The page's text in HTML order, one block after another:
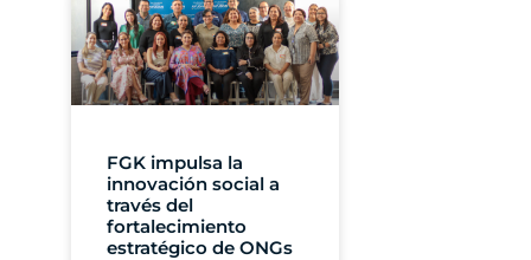
FGK impulsa la
innovación social a
través del
fortalecimiento
estratégico de ONGs